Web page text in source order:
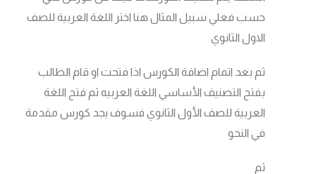
حسب فعلي سبيل المثال هنا اختر اللغة العربية للصف
الاول الثانوي
ثم بعد اتمام اضافة الكورس اذا فتحت او قام الطالب
بفتح التصنيف الأساسي اللغة العربيه ثم فتح اللغة
العربية للصف الأول الثانوي فسوف يجد كورس مقدمة
في النحو
ثم